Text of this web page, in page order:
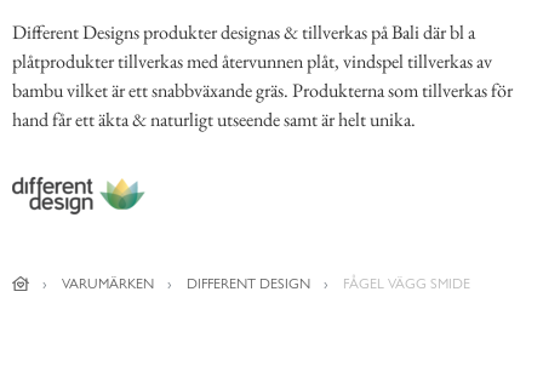
Different Designs produkter designas & tillverkas på Bali där bl a
plåtprodukter tillverkas med återvunnen plåt, vindspel tillverkas av
bambu vilket är ett snabbväxande gräs. Produkterna som tillverkas för
hand får ett äkta & naturligt utseende samt är helt unika.
VARUMÄRKEN DIFFERENT DESIGN FÅGEL VÄGG SMIDE